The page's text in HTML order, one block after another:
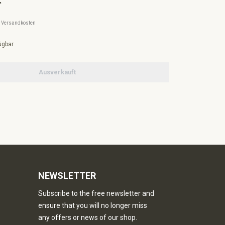
Ausverkauft
NEWSLETTER
Subscribe to the free newsletter and
ensure that you will no longer miss
any offers or news of our shop.